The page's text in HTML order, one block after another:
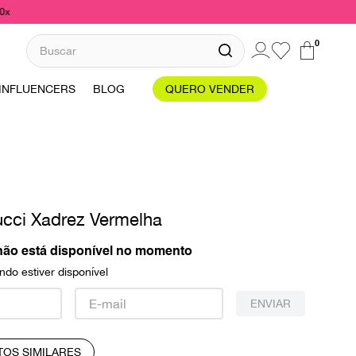
Buscar 0
INFLUENCERS BLOG QUERO VENDER
Xadrez Vermelha
está disponível no momento
estiver disponível
ENVIAR
SIMILARES